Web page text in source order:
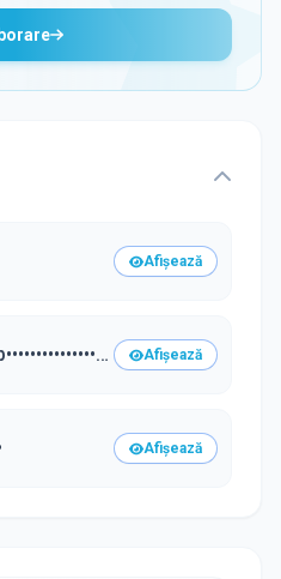
Afișează
Afișează
Afișează